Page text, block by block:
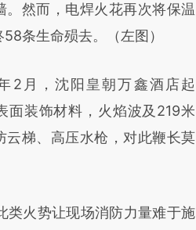
。然而，电焊火花再次将保温
条生命殒去。（左图）
，沈阳皇朝万鑫酒店起
面装饰材料，火焰波及219米
云梯、高压水枪，对此鞭长莫
类火势让现场消防力量难于施